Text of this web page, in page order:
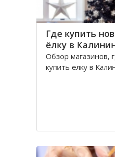
Где купить
ёлку в
Обзор магазинов,
купить елку в